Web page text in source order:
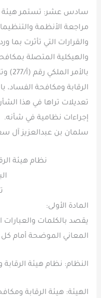
سادس عشر: تستمر هيئة
مراجعة الأنظمة
والقرارات التي تأثرت بما
والهيكلية المتصلة
الرقابة ومكافحة الفساد،
تعديلات تراها في هذا
إجراءات نظامية في شأنه.
سلمان بن عبدالعزيز آل
نظام هيئة
المادة الأولى:
يقصد بالكلمات والعبارات
المعاني الموضحة أمام كل
النظام: نظام هيئة
الهيئة: هيئة الرقابة